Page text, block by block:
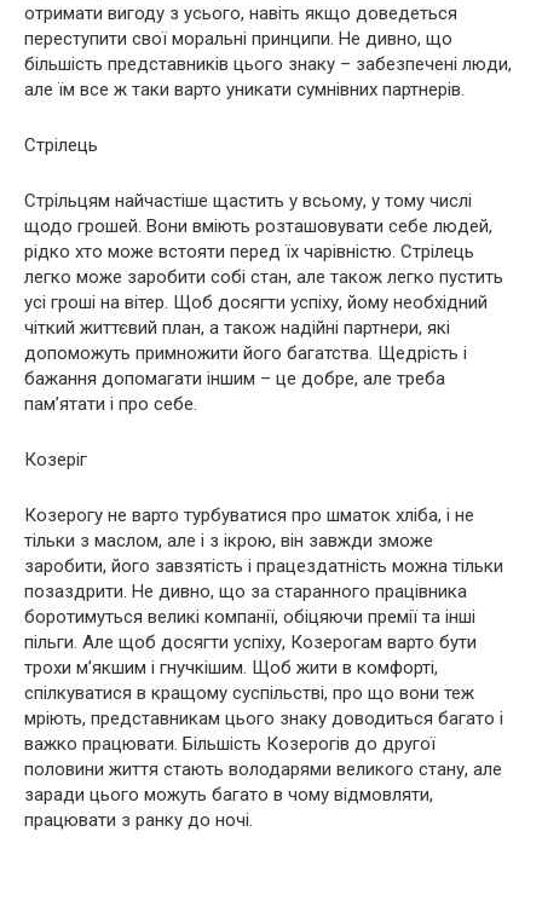
отримати вигоду з усього, навіть якщо доведеться
переступити свої моральні принципи. Не дивно, що
більшість представників цього знаку – забезпечені люди,
але їм все ж таки варто уникати сумнівних партнерів.
Стрілець
Стрільцям найчастіше щастить у всьому, у тому числі
щодо грошей. Вони вміють розташовувати себе людей,
рідко хто може встояти перед їх чарівністю. Стрілець
легко може заробити собі стан, але також легко пустить
усі гроші на вітер. Щоб досягти успіху, йому необхідний
чіткий життєвий план, а також надійні партнери, які
допоможуть примножити його багатства. Щедрість і
бажання допомагати іншим – це добре, але треба
пам’ятати і про себе.
Козеріг
Козерогу не варто турбуватися про шматок хліба, і не
тільки з маслом, але і з ікрою, він завжди зможе
заробити, його завзятість і працездатність можна тільки
позаздрити. Не дивно, що за старанного працівника
боротимуться великі компанії, обіцяючи премії та інші
пільги. Але щоб досягти успіху, Козерогам варто бути
трохи м’якшим і гнучкішим. Щоб жити в комфорті,
спілкуватися в кращому суспільстві, про що вони теж
мріють, представникам цього знаку доводиться багато і
важко працювати. Більшість Козерогів до другої
половини життя стають володарями великого стану, але
заради цього можуть багато в чому відмовляти,
працювати з ранку до ночі.